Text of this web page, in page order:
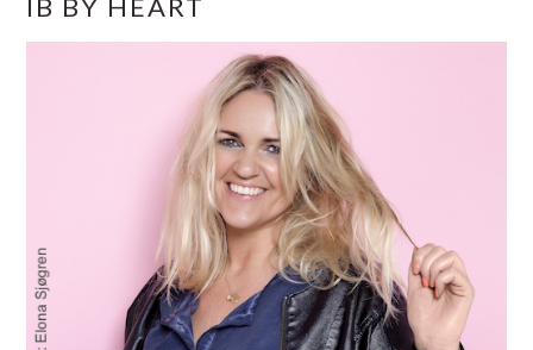
SIDEBAR
IB BY HEART